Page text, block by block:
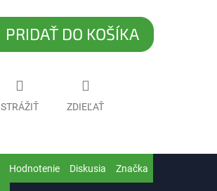
PRIDAŤ DO KOŠÍKA
STRÁŽIŤ ZDIEĽAŤ
Hodnotenie Diskusia Značka